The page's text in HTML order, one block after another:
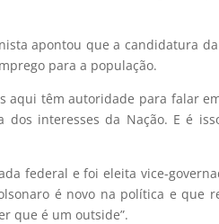
apontou que a candidatura
para a população.
aqui têm autoridade para falar
dos interesses da Nação. E é
federal e foi eleita vice-
é novo na política e que
que é um outside”.